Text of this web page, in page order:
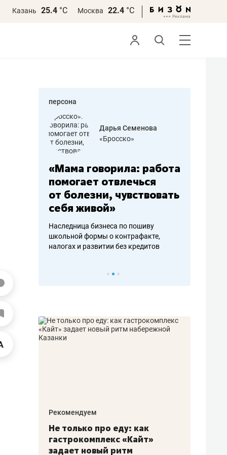
Казань 25.4 °С Москва 22.4 °С
персона
Дарья Семенова
«Бросско»
«Мама говорила: работа
помогает отвлечься
от болезни, чувствовать
себя живой»
Наследница бизнеса по пошиву
школьной формы о контрафакте,
налогах и развитии без кредитов
Рекомендуем
Не только про еду: как
гастрокомплекс «Кайт»
задает новый ритм